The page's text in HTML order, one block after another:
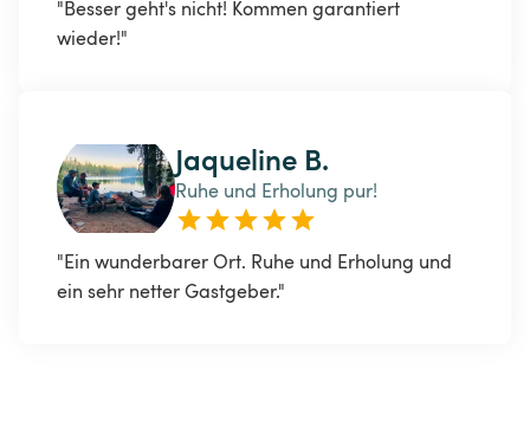
"Besser geht's nicht! Kommen garantiert
wieder!"
Jaqueline B.
Ruhe und Erholung pur!
"Ein wunderbarer Ort. Ruhe und Erholung und
ein sehr netter Gastgeber."